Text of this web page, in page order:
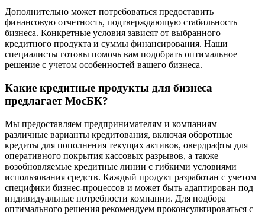
Дополнительно может потребоваться предоставить
финансовую отчетность, подтверждающую стабильность
бизнеса. Конкретные условия зависят от выбранного
кредитного продукта и суммы финансирования. Наши
специалисты готовы помочь вам подобрать оптимальное
решение с учетом особенностей вашего бизнеса.
Какие кредитные продукты для бизнеса
предлагает МосБК?
Мы предоставляем предпринимателям и компаниям
различные варианты кредитования, включая оборотные
кредиты для пополнения текущих активов, овердрафты для
оперативного покрытия кассовых разрывов, а также
возобновляемые кредитные линии с гибкими условиями
использования средств. Каждый продукт разработан с учетом
специфики бизнес-процессов и может быть адаптирован под
индивидуальные потребности компании. Для подбора
оптимального решения рекомендуем проконсультироваться с